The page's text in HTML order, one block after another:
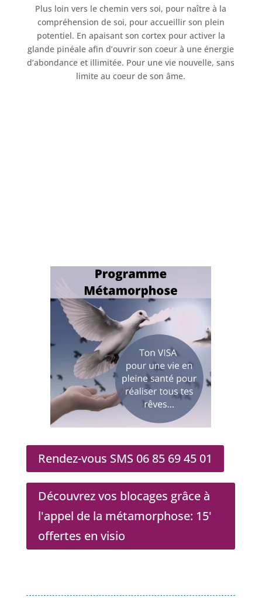
Plus loin vers le chemin vers soi, pour naître à la
compréhension de soi, pour accueillir son plein
potentiel. En apaisant son cortex pour activer la
glande pinéale afin d’ouvrir son coeur à une énergie
d’abondance et illimitée. Pour une vie nouvelle, sans
limite au coeur de son âme.
Rendez-vous SMS 06 85 69 45 01
Découvrez vos blocages grâce à
l'appel de la métamorphose: 15'
offertes en visio